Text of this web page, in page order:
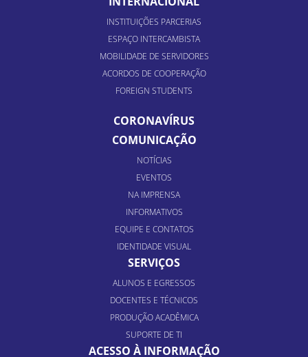
INSTITUIÇÕES PARCERIAS
ESPAÇO INTERCAMBISTA
MOBILIDADE DE SERVIDORES
ACORDOS DE COOPERAÇÃO
FOREIGN STUDENTS
CORONAVÍRUS
COMUNICAÇÃO
NOTÍCIAS
EVENTOS
NA IMPRENSA
INFORMATIVOS
EQUIPE E CONTATOS
IDENTIDADE VISUAL
SERVIÇOS
ALUNOS E EGRESSOS
DOCENTES E TÉCNICOS
PRODUÇÃO ACADÊMICA
SUPORTE DE TI
ACESSO À INFORMAÇÃO